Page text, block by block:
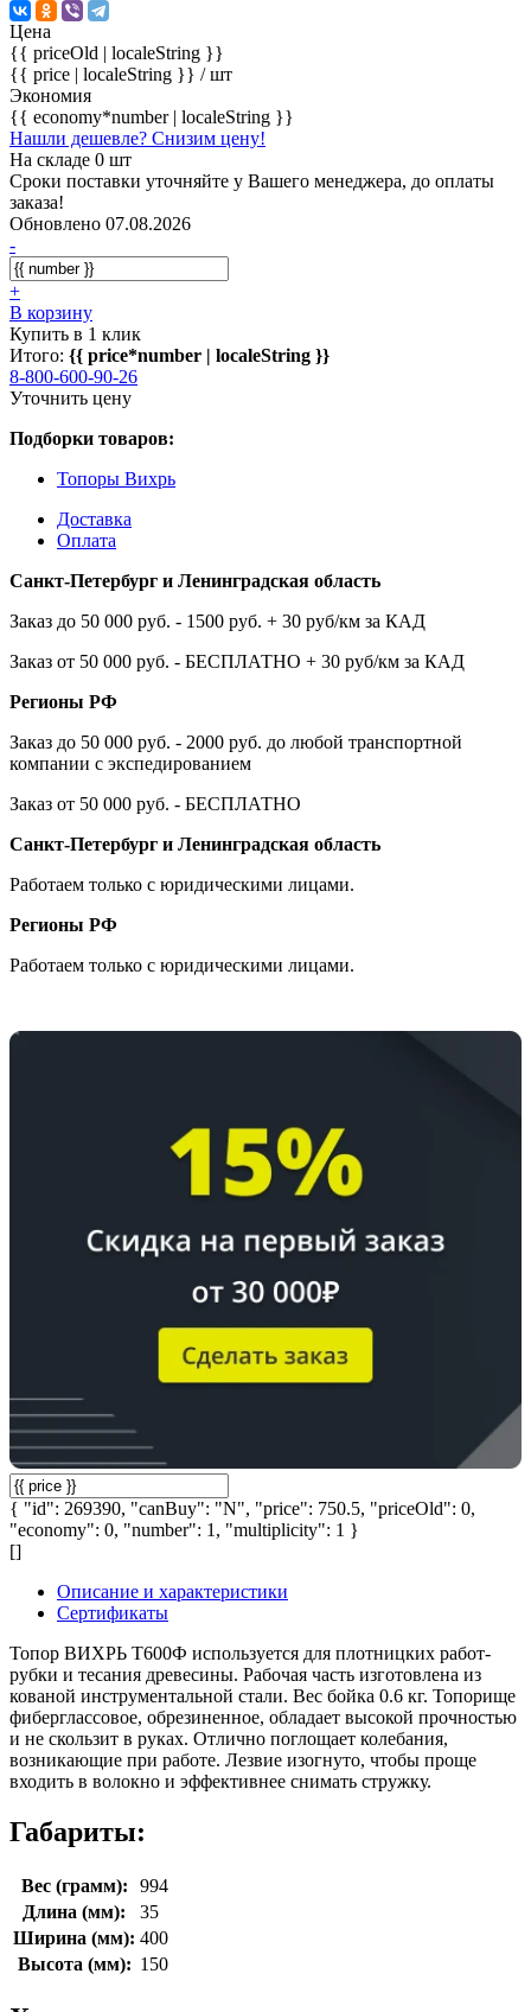
Цена
{{ priceOld | localeString }}
{{ price | localeString }} / шт
Экономия
{{ economy*number | localeString }}
Нашли дешевле? Снизим цену!
На складе 0 шт
Сроки поставки уточняйте у Вашего менеджера, до оплаты
заказа!
Обновлено 07.08.2026
-
+
В корзину
Купить в 1 клик
Итого: {{ price*number | localeString }}
8-800-600-90-26
Уточнить цену
Подборки товаров:
Топоры Вихрь
Доставка
Оплата
Санкт-Петербург и Ленинградская область
Заказ до 50 000 руб. - 1500 руб. + 30 руб/км за КАД
Заказ от 50 000 руб. - БЕСПЛАТНО + 30 руб/км за КАД
Регионы РФ
Заказ до 50 000 руб. - 2000 руб. до любой транспортной
компании с экспедированием
Заказ от 50 000 руб. - БЕСПЛАТНО
Санкт-Петербург и Ленинградская область
Работаем только с юридическими лицами.
Регионы РФ
Работаем только с юридическими лицами.
{ "id": 269390, "canBuy": "N", "price": 750.5, "priceOld": 0,
"economy": 0, "number": 1, "multiplicity": 1 }
[]
Описание и характеристики
Сертификаты
Топор ВИХРЬ Т600Ф используется для плотницких работ-
рубки и тесания древесины. Рабочая часть изготовлена из
кованой инструментальной стали. Вес бойка 0.6 кг. Топорище
фиберглассовое, обрезиненное, обладает высокой прочностью
и не скользит в руках. Отлично поглощает колебания,
возникающие при работе. Лезвие изогнуто, чтобы проще
входить в волокно и эффективнее снимать стружку.
Габариты:
Вес (грамм):
994
Длина (мм):
35
Ширина (мм): 400
Высота (мм): 150